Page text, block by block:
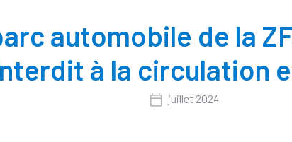
automobile de la
à la circulation
juillet 2024